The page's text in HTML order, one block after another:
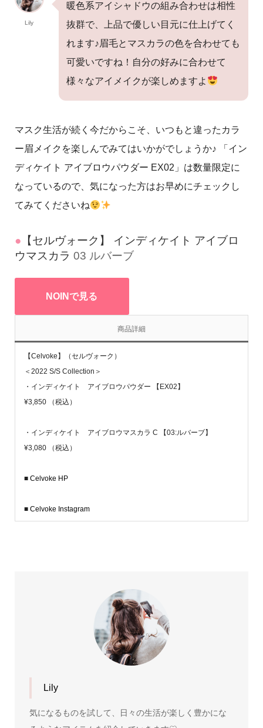
Lily
暖色系アイシャドウの組み合わせは相性
抜群で、上品で優しい目元に仕上げてく
れます♪眉毛とマスカラの色を合わせても
可愛いですね！自分の好みに合わせて
様々なアイメイクが楽しめますよ
マスク生活が続く今だからこそ、いつもと違ったカラ
ー眉メイクを楽しんでみてはいかがでしょうか♪ 「イン
ディケイト アイブロウパウダー EX02」は数量限定に
なっているので、気になった方はお早めにチェックし
てみてくださいね
● 【セルヴォーク】 インディケイト アイブロ
ウマスカラ 03 ルバーブ
NOINで見る
商品詳細
【Celvoke】（セルヴォーク）
＜2022 S/S Collection＞
・インディケイト アイブロウパウダー 【EX02】
¥3,850 （税込）
・インディケイト アイブロウマスカラ C 【03:ルバーブ】
¥3,080 （税込）
■ Celvoke HP
■ Celvoke Instagram
Lily
気になるものを試して、日々の生活が楽しく豊かにな